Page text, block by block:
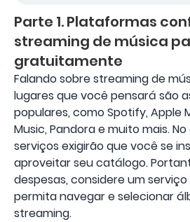
Parte 1. Plataformas
streaming de música
gratuitamente
Falando sobre streaming de
lugares que você pensará são
populares, como Spotify, Apple
Music, Pandora e muito mais.
serviços exigirão que você se
aproveitar seu catálogo.
despesas, considere um
permita navegar e selecionar
streaming.